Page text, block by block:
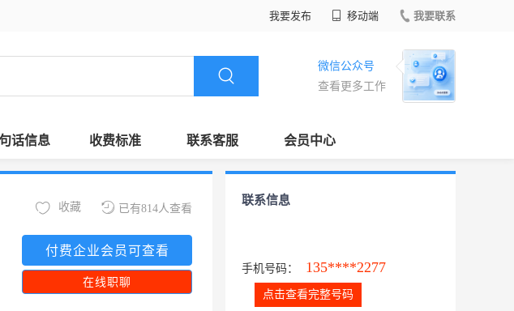
我要发布 移动端 我要联系
微信公众号
查看更多工作
话信息 收费标准 联系客服 会员中心
已有814人查看
收藏
付费企业会员可查看
在线职聊
联系信息
手机号码： 135****2277
点击查看完整号码